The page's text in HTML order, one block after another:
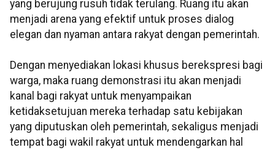
yang berujung rusuh tidak terulang. Ruang itu akan
menjadi arena yang efektif untuk proses dialog
elegan dan nyaman antara rakyat dengan pemerintah.
Dengan menyediakan lokasi khusus berekspresi bagi
warga, maka ruang demonstrasi itu akan menjadi
kanal bagi rakyat untuk menyampaikan
ketidaksetujuan mereka terhadap satu kebijakan
yang diputuskan oleh pemerintah, sekaligus menjadi
tempat bagi wakil rakyat untuk mendengarkan hal